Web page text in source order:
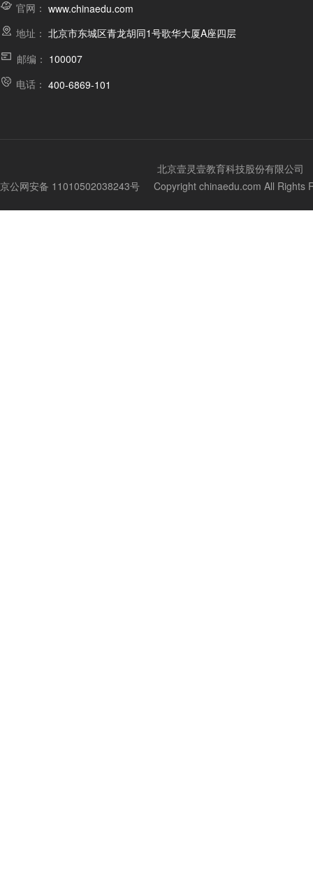
官网： www.chinaedu.com
地址： 北京市东城区青龙胡同1号歌华大厦A座四层
邮编： 100007
电话： 400-6869-101
北京壹灵壹教育科技股份有限公司
京公网安备 11010502038243号 Copyright chinaedu.com All